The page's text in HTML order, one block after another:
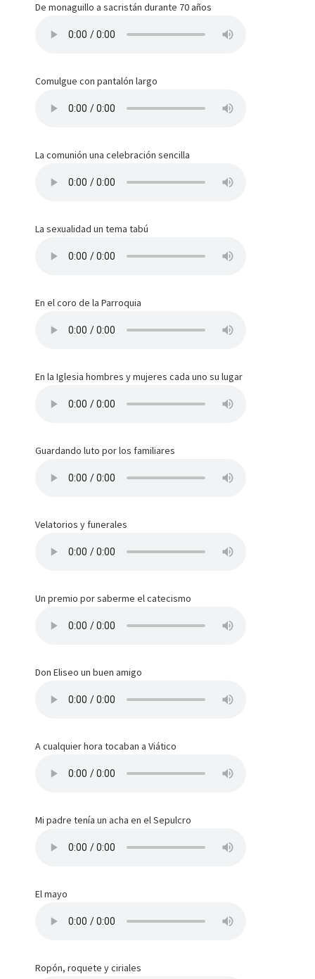
De monaguillo a sacristán durante 70 años
Comulgue con pantalón largo
La comunión una celebración sencilla
La sexualidad un tema tabú
En el coro de la Parroquia
En la Iglesia hombres y mujeres cada uno su lugar
Guardando luto por los familiares
Velatorios y funerales
Un premio por saberme el catecismo
Don Eliseo un buen amigo
A cualquier hora tocaban a Viático
Mi padre tenía un acha en el Sepulcro
El mayo
Ropón, roquete y ciriales